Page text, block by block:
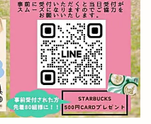
灯台
出雲歴史博物館
出雲直会バル
出雲科学館
出雲縁結び空港